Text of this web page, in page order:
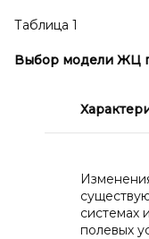
Таблица 1
Выбор модели ЖЦ
системах
полевых